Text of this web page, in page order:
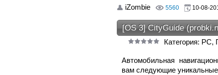
iZombie
5560 10-08-
[OS 3] CityGuide
Категория:
Автомобильная
вам следующие